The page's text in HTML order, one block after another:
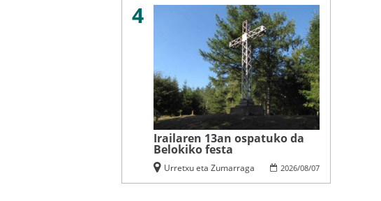
4
Irailaren 13an ospatuko da
Belokiko festa
2026/08/07
Urretxu eta Zumarraga